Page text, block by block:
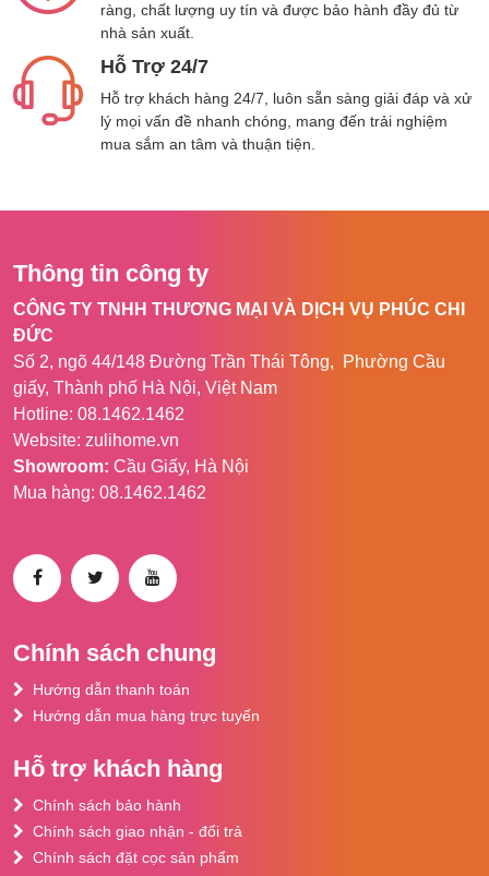
Thương hiệu
Lumias
Xuất xứ
Model
LM-36F
Màu sắc
Trắng
Chất liệu
bằng da
Loại động cơ
Không chổi than
Pin
3600mAh
Thời gian sử dụng
Thời gian sạc
3.5h
Màn hình hiển thị
Tích hợp đèn ngủ
Kích thước
Kích thước đóng
ràng, chất lượng uy tín và được bảo hành đầy đủ từ
nhà sản xuất.
Hỗ Trợ 24/7
Hỗ trợ khách hàng 24/7, luôn sẵn sàng giải đáp và xử
lý mọi vấn đề nhanh chóng, mang đến trải nghiệm
mua sắm an tâm và thuận tiện.
Thông tin công ty
CÔNG TY TNHH THƯƠNG MẠI VÀ DỊCH VỤ PHÚC CHI
ĐỨC
Số 2, ngõ 44/148 Đường Trần Thái Tông, Phường Cầu
giấy, Thành phố Hà Nội, Việt Nam
Hotline: 08.1462.1462
Website: zulihome.vn
Showroom: Cầu Giấy, Hà Nội
Mua hàng: 08.1462.1462
Chính sách chung
Hướng dẫn thanh toán
Hướng dẫn mua hàng trực tuyến
Hỗ trợ khách hàng
Chính sách bảo hành
Chính sách giao nhận - đổi trả
Chính sách đặt cọc sản phẩm